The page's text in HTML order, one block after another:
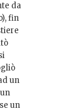
da
fin
un
un